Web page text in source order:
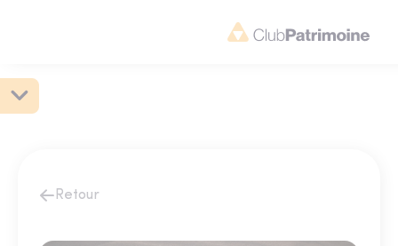
Retour